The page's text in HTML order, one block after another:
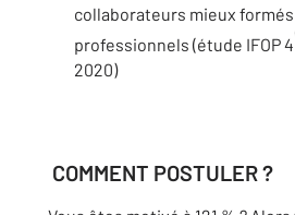
collaborateurs mieux
professionnels (étude IFOP 4
2020)
COMMENT POSTULER ?